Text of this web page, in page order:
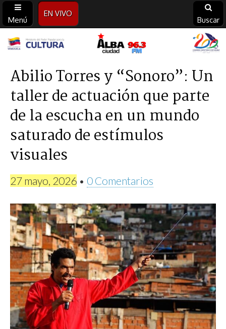
Menú
EN VIVO
Buscar
Alba
Ciudad
96.3
FM
Abilio Torres y “Sonoro”: Un
taller de actuación que parte
de la escucha en un mundo
saturado de estímulos
visuales
27 mayo, 2026 • 0 Comentarios